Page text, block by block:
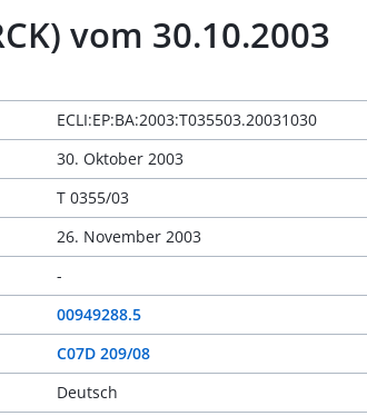
vom 30.10.2003
ECLI:EP:BA:2003:T035503.20031030
30. Oktober 2003
T 0355/03
26. November 2003
-
00949288.5
C07D 209/08
Deutsch